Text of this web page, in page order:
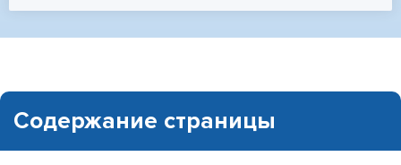
Содержание страницы